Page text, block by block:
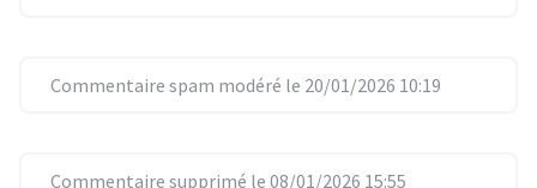
Commentaire spam modéré le 20/01/2026 10:19
Commentaire supprimé le 08/01/2026 15:55